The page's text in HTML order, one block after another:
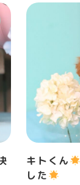
キトくん
した